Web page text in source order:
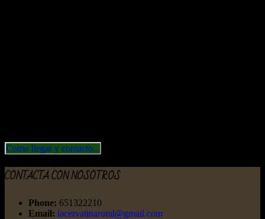
Como llegar y contacto...
CONTACTA CON NOSOTROS
Phone: 651322210
Email: lacervatinarural@gmail.com